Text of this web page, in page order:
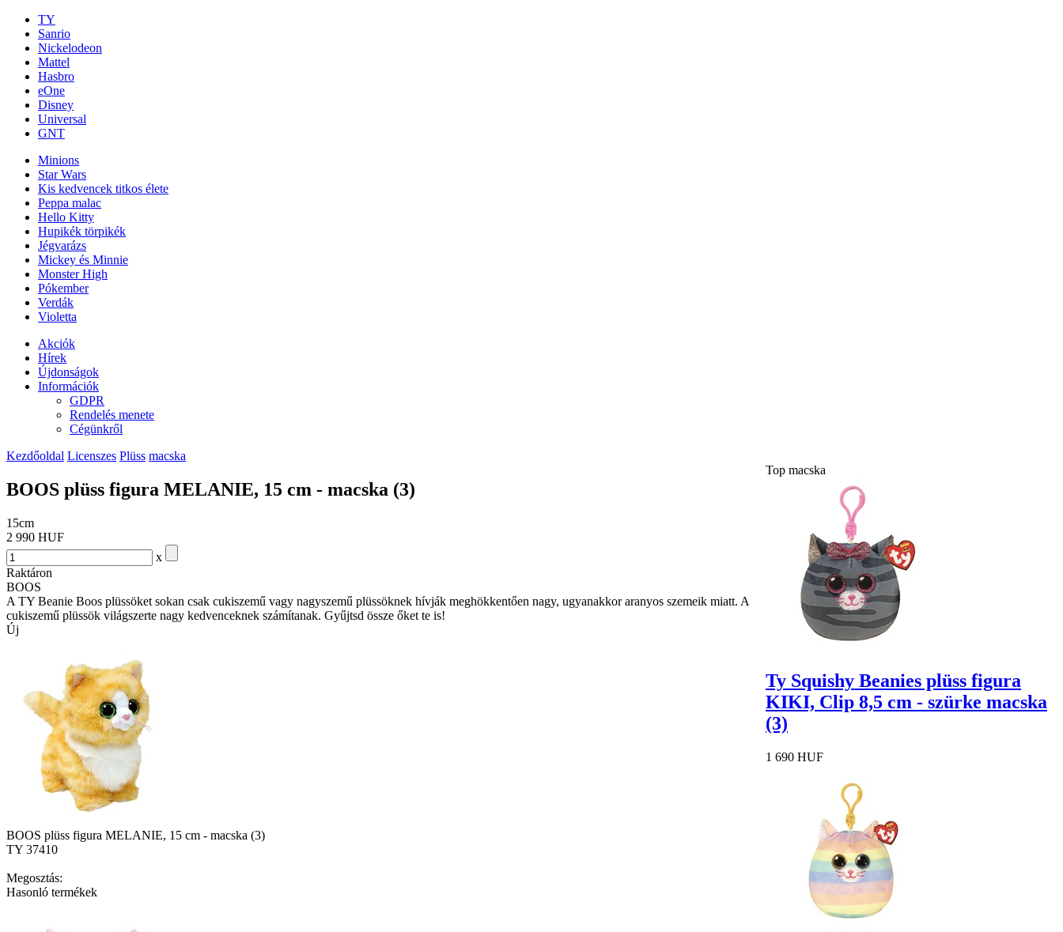
TY
Sanrio
Nickelodeon
Mattel
Hasbro
eOne
Disney
Universal
GNT
Minions
Star Wars
Kis kedvencek titkos élete
Peppa malac
Hello Kitty
Hupikék törpikék
Jégvarázs
Mickey és Minnie
Monster High
Pókember
Verdák
Violetta
Akciók
Hírek
Újdonságok
Információk
GDPR
Rendelés menete
Cégünkről
Kezdőoldal Licenszes Plüss macska
BOOS plüss figura MELANIE, 15 cm - macska (3)
15cm
2 990 HUF
x
Raktáron
BOOS
A TY Beanie Boos plüssöket sokan csak cukiszemű vagy nagyszemű plüssöknek hívják meghökkentően nagy, ugyanakkor aranyos szemeik miatt. A
cukiszemű plüssök világszerte nagy kedvenceknek számítanak. Gyűjtsd össze őket te is!
Új
BOOS plüss figura MELANIE, 15 cm - macska (3)
TY 37410
Megosztás:
Hasonló termékek
Top macska
Ty Squishy Beanies plüss figura
KIKI, Clip 8,5 cm - szürke macska
(3)
1 690 HUF